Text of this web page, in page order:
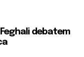
Feghali debatem